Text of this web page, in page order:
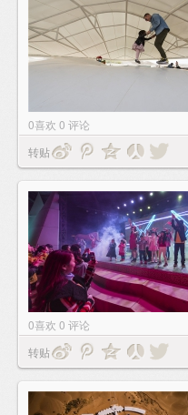
0喜欢 0 评论
转贴
0喜欢 0 评论
转贴